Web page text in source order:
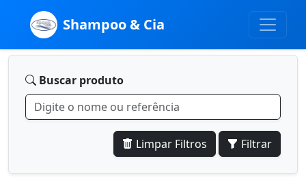
Shampoo & Cia
Buscar produto
Limpar Filtros Filtrar